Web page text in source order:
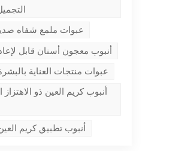
عبوات ملمع شفاه
أنبوب معجون أسنان قابل
عبوات منتجات العناية
أنبوب كريم العين ذو الاهتزاز
أنبوب تطبيق كريم